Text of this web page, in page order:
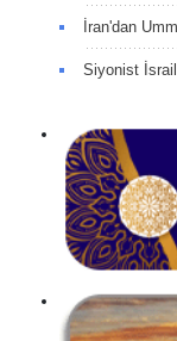
İran'dan
Siyonist